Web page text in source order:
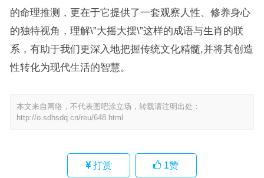
的命理推测，更在于它提供了一套观察人性、修养身心
的独特视角，理解\”大摇大摆\”这样的成语与生肖的联
系，有助于我们更深入地把握传统文化精髓,并将其创造
性转化为现代生活的智慧。
本文来自网络，不代表图吧涂立场，转载请注明出处：
http://o.sdhsdq.cn/reu/648.html
打赏 1赞